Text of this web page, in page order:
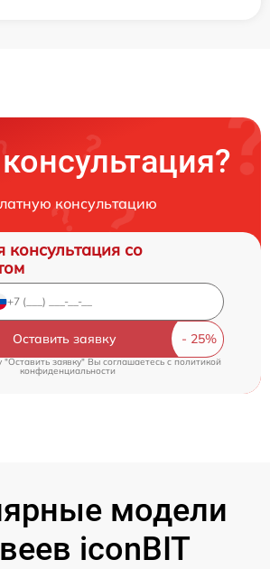
консультацию
консультация со
Оставить заявку
заявку" Вы соглашаетесь cполитикой
конфиденциальности
модели
iconBIT